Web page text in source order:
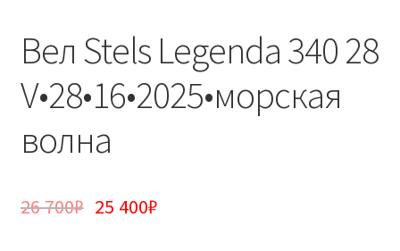
Вел Stels Legenda 340 28
V•28•16•2025•морская
волна
26 700₽ 25 400₽